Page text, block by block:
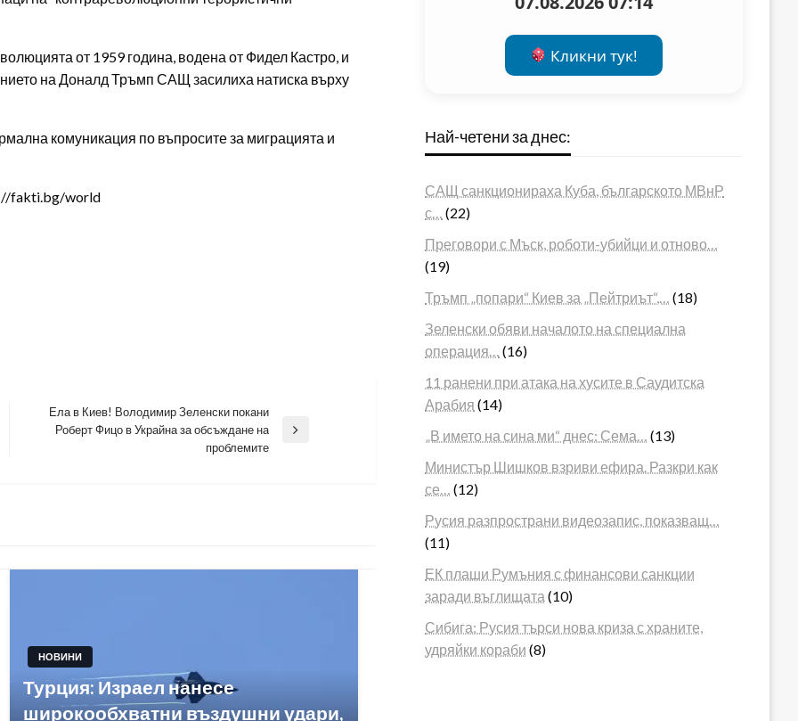
от 1959 година, водена от Фидел Кастро, и
на Доналд Тръмп САЩ засилиха натиска върху
комуникация по въпросите за миграцията и
fakti.bg/world
Ела в Киев! Володимир Зеленски покани
Роберт Фицо в Украйна за обсъждане на
проблемите
НОВИНИ
Турция: Израел нанесе
широкообхватни въздушни удари,
Кликни тук!
Най-четени за днес:
САЩ санкционираха Куба, българското МВнР
с…
(22)
Преговори с Мъск, роботи-убийци и отново…
(19)
Тръмп „попари“ Киев за „Пейтриът“,…
(18)
Зеленски обяви началото на специална
операция…
(16)
11 ранени при атака на хусите в Саудитска
Арабия (14)
„В името на сина ми“ днес: Сема…
(13)
Министър Шишков взриви ефира. Разкри как
се…
(12)
Русия разпространи видеозапис, показващ…
(11)
ЕК плаши Румъния с финансови санкции
заради въглищата (10)
Сибига: Русия търси нова криза с храните,
удряйки кораби (8)